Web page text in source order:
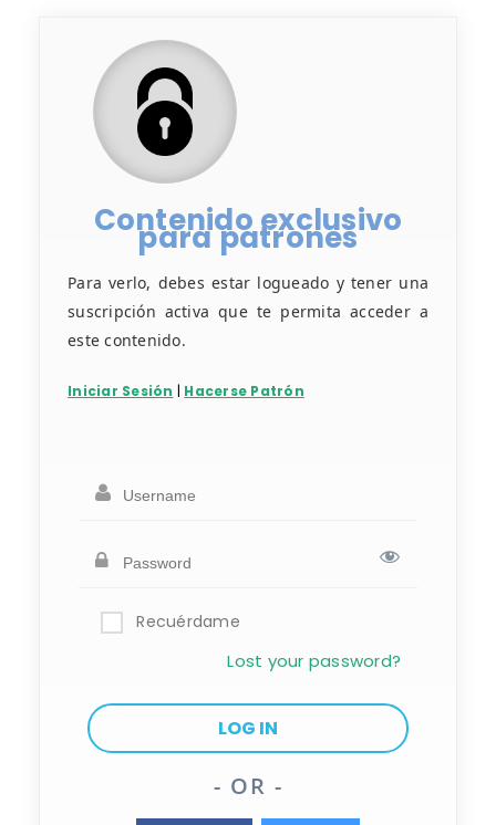
Contenido exclusivo
para patrones
Para verlo, debes estar logueado y tener una
suscripción activa que te permita acceder a
este contenido.
Iniciar Sesión | Hacerse Patrón
Recuérdame
Lost your password?
- OR -